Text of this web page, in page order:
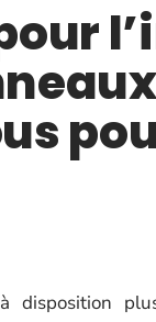
disposition